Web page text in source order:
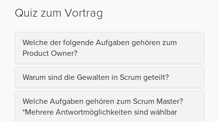
Quiz zum Vortrag
Welche der folgende Aufgaben gehören zum
Product Owner?
Warum sind die Gewalten in Scrum geteilt?
Welche Aufgaben gehören zum Scrum Master?
*Mehrere Antwortmöglichkeiten sind wählbar